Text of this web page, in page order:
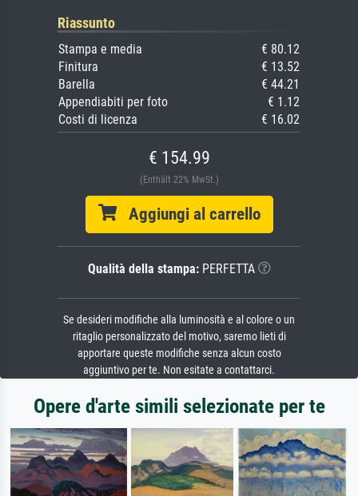
Riassunto
Stampa e media
€ 80.12
Finitura
€ 13.52
Barella
€ 44.21
Appendiabiti per foto
€ 1.12
Costi di licenza
€ 16.02
€ 154.99
(Enthält 22% MwSt.)
Aggiungi al carrello
Qualità della stampa:PERFETTA
Se desideri modifiche alla luminosità e al colore o un
ritaglio personalizzato del motivo, saremo lieti di
apportare queste modifiche senza alcun costo
aggiuntivo per te. Non esitate a contattarci.
Opere d'arte simili selezionate per te